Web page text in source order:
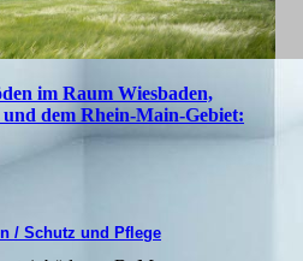
im Raum Wiesbaden,
dem Rhein-Main-Gebiet:
/ Schutz und Pflege